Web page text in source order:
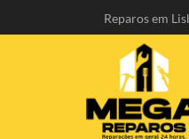
Reparos em